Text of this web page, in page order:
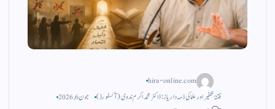
hira-online.com
فتنۂ تکفیر اور علما کی ذمہ داریاز: ڈاکٹر محمد اکرم ندوی (آکسفورڈ)
جون 6, 2026